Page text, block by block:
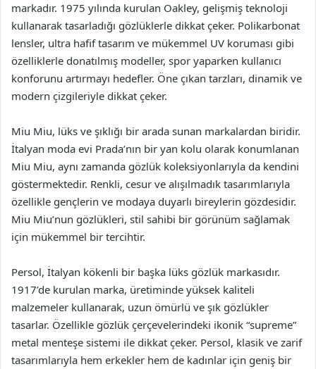
markadır. 1975 yılında kurulan Oakley, gelişmiş teknoloji
kullanarak tasarladığı gözlüklerle dikkat çeker. Polikarbonat
lensler, ultra hafif tasarım ve mükemmel UV koruması gibi
özelliklerle donatılmış modeller, spor yaparken kullanıcı
konforunu artırmayı hedefler. Öne çıkan tarzları, dinamik ve
modern çizgileriyle dikkat çeker.
Miu Miu, lüks ve şıklığı bir arada sunan markalardan biridir.
İtalyan moda evi Prada’nın bir yan kolu olarak konumlanan
Miu Miu, aynı zamanda gözlük koleksiyonlarıyla da kendini
göstermektedir. Renkli, cesur ve alışılmadık tasarımlarıyla
özellikle gençlerin ve modaya duyarlı bireylerin gözdesidir.
Miu Miu’nun gözlükleri, stil sahibi bir görünüm sağlamak
için mükemmel bir tercihtir.
Persol, İtalyan kökenli bir başka lüks gözlük markasıdır.
1917’de kurulan marka, üretiminde yüksek kaliteli
malzemeler kullanarak, uzun ömürlü ve şık gözlükler
tasarlar. Özellikle gözlük çerçevelerindeki ikonik “supreme”
metal menteşe sistemi ile dikkat çeker. Persol, klasik ve zarif
tasarımlarıyla hem erkekler hem de kadınlar için geniş bir